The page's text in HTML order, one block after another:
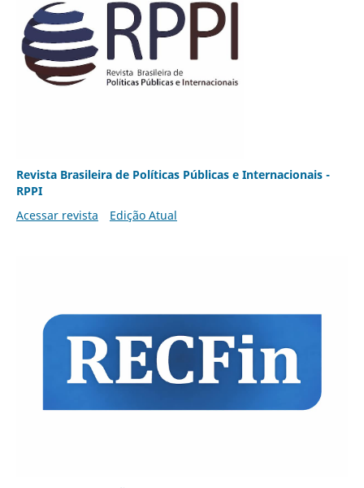
Revista Brasileira de Políticas Públicas e Internacionais -
RPPI
Acessar revista
Edição Atual